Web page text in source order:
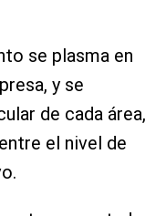
se plasma en
y se
de cada área,
el nivel de